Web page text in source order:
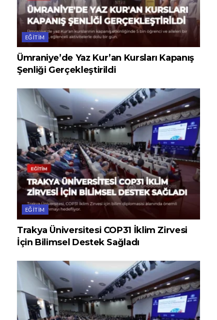
EĞITIM
Ümraniye’de Yaz Kur’an Kursları Kapanış
Şenliği Gerçekleştirildi
EĞITIM
Trakya Üniversitesi COP31 İklim Zirvesi
İçin Bilimsel Destek Sağladı